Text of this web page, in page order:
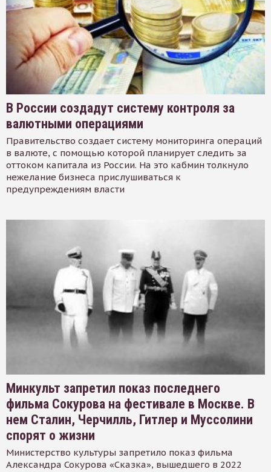
В России создадут систему контроля за
валютными операциями
Правительство создает систему мониторинга операций
в валюте, с помощью которой планирует следить за
оттоком капитала из России. На это кабмин толкнуло
нежелание бизнеса прислушиваться к
предупреждениям власти
Минкульт запретил показ последнего
фильма Сокурова на фестивале в Москве. В
нем Сталин, Черчилль, Гитлер и Муссолини
спорят о жизни
Министерство культуры запретило показ фильма
Александра Сокурова «Сказка», вышедшего в 2022